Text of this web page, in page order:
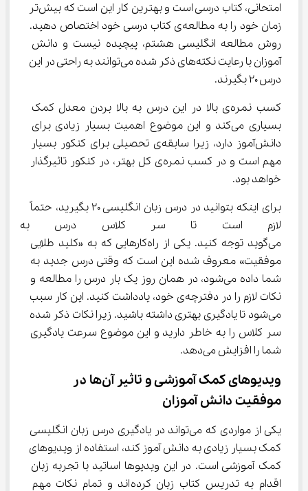
امتحانی، کتاب درسی است و بهترین کار این است که بیش‌تر
زمان خود را به مطالعه‌ی کتاب درسی خود اختصاص دهید.
روش مطالعه انگلیسی هشتم، پیچیده نیست و دانش
آموزان با رعایت نکته‌های ذکر شده می‌توانند به راحتی در این
درس ۲۰ بگیرند.
کسب نمره‌ی بالا در این درس به بالا بردن معدل کمک
بسیاری می‌کند و این موضوع اهمیت بسیار زیادی برای
دانش‌آموز دارد، زیرا سابقه‌ی تحصیلی برای کنکور بسیار
مهم است و در کسب نمره‌ی کل بهتر، در کنکور تاثیرگذار
خواهد بود.
برای اینکه بتوانید در درس زبان انگلیسی ۲۰ بگیرید، حتماً
لازم است تا سر کلاس درس به
می‌گوید توجه کنید. یکی از راه‌کارهایی که به «کلید طلایی
موفقیت» معروف شده این است که وقتی درس جدید به
شما داده می‌شود، در همان روز یک بار درس را مطالعه و
نکات لازم را در دفترچه‌ی خود، یادداشت کنید. این کار سبب
می‌شود تا یادگیری بهتری داشته باشید. زیرا نکات ذکر شده
سر کلاس را به خاطر دارید و این موضوع سرعت یادگیری
شما را افزایش می‌دهد.
ویدیوهای کمک آموزشی و تاثیر آن‌ها در
موفقیت دانش آموزان
یکی از مواردی که می‌تواند در یادگیری درس زبان انگلیسی
کمک بسیار زیادی به دانش آموز کند، استفاده از ویدیوهای
کمک آموزشی است. در این ویدیوها اساتید با تجربه زبان
اقدام به تدریس کتاب زبان کرده‌اند و تمام نکات مهم